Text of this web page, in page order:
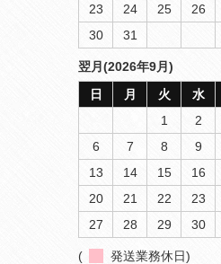
23
24 25 26
30
31
翌月(2026年9月)
日
月 火 水
1
2
6
7 8 9
13
14 15 16
20
21 22 23
27
28 29 30
( 発送業務休日)